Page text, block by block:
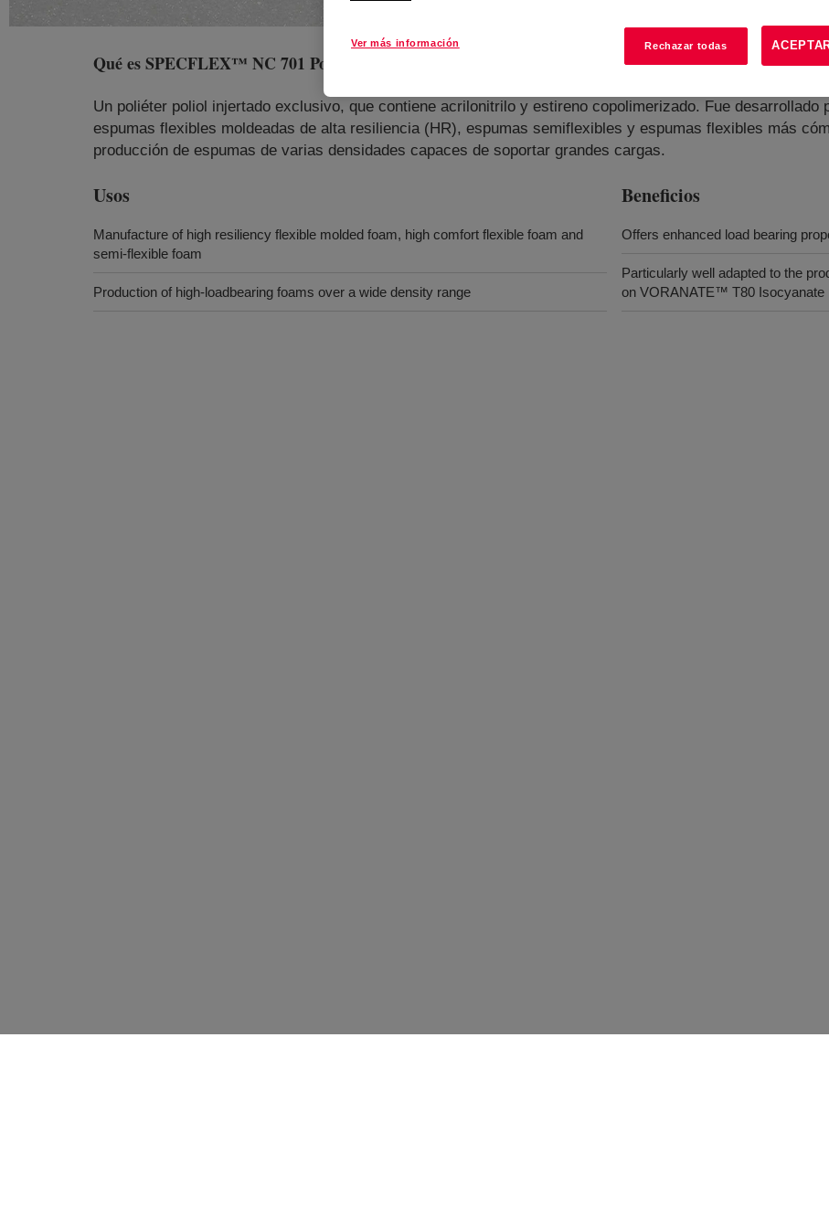
Qué esSPECFLEX™ NC 701 Polyol
Un poliéter poliol injertado exclusivo, que contiene acrilonitrilo y estireno copolimerizado. Fue desarrollado
espumas flexibles moldeadas de alta resiliencia (HR), espumas semiflexibles y espumas flexibles más
producción de espumas de varias densidades capaces de soportar grandes cargas.
Usos
Manufacture of high resiliency flexible molded foam, high comfort flexible foam and
semi-flexible foam
Production of high-loadbearing foams over a wide density range
Beneficios
Offers enhanced load bearing
Particularly well adapted to the
on VORANATE™ T80 Isocyanate
Ver más información Rechazar todas